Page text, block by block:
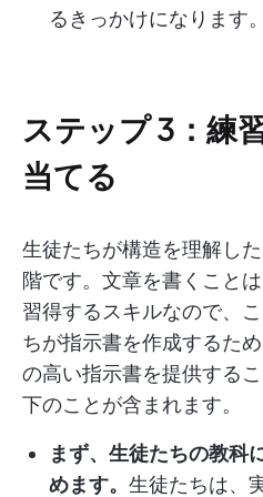
るきっかけになります。
ステップ 3：練
当てる
生徒たちが構造を理解し
階です。文章を書くこと
習得するスキルなので、
ちが指示書を作成するた
の高い指示書を提供する
下のことが含まれます。
まず、生徒たちの教科
めます。 生徒たちは、